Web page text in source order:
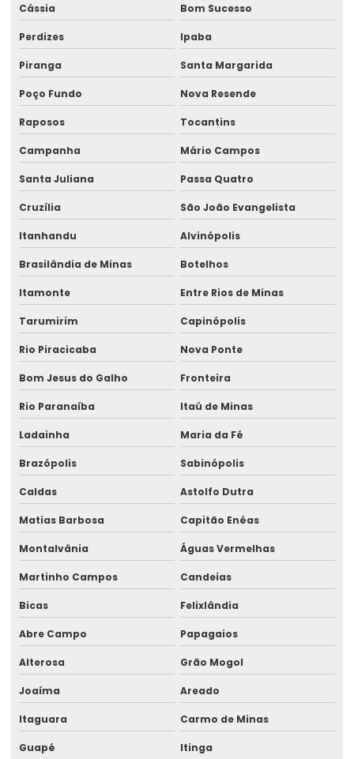
Cássia Bom Sucesso
Perdizes Ipaba
Piranga Santa Margarida
Poço Fundo Nova Resende
Raposos Tocantins
Campanha Mário Campos
Santa Juliana Passa Quatro
Cruzília São João Evangelista
Itanhandu Alvinópolis
Brasilândia de Minas Botelhos
Itamonte Entre Rios de Minas
Tarumirim Capinópolis
Rio Piracicaba Nova Ponte
Bom Jesus do Galho Fronteira
Rio Paranaíba Itaú de Minas
Ladainha Maria da Fé
Brazópolis Sabinópolis
Caldas Astolfo Dutra
Matias Barbosa Capitão Enéas
Montalvânia Águas Vermelhas
Martinho Campos Candeias
Bicas Felixlândia
Abre Campo Papagaios
Alterosa Grão Mogol
Joaíma Areado
Itaguara Carmo de Minas
Guapé Itinga